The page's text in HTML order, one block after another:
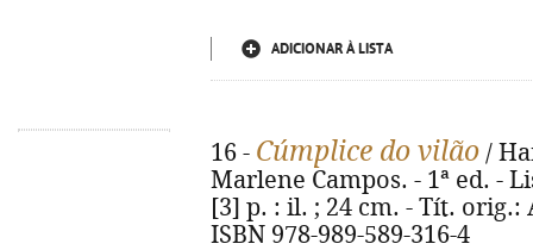
ADICIONAR À LISTA
16 - Cúmplice do vilão /
Marlene Campos. - 1ª ed. -
[3] p. : il. ; 24 cm. - Tít.
ISBN 978-989-589-316-4